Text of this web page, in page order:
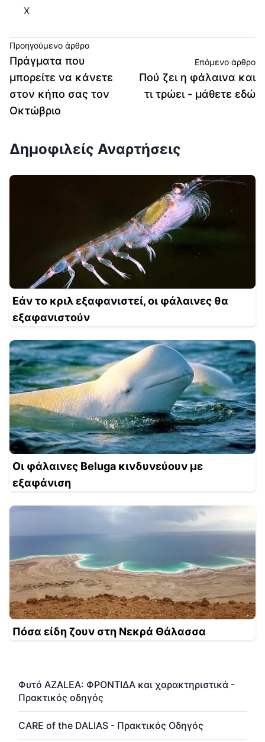
Χ
Προηγούμενο άρθρο
Πράγματα που
μπορείτε να κάνετε
στον κήπο σας τον
Οκτώβριο
Επόμενο άρθρο
Πού ζει η φάλαινα και
τι τρώει - μάθετε εδώ
Δημοφιλείς Αναρτήσεις
Εάν το κριλ εξαφανιστεί, οι φάλαινες θα
εξαφανιστούν
Οι φάλαινες Beluga κινδυνεύουν με
εξαφάνιση
Πόσα είδη ζουν στη Νεκρά Θάλασσα
Φυτό AZALEA: ΦΡΟΝΤΙΔΑ και χαρακτηριστικά -
Πρακτικός οδηγός
CARE of the DALIAS - Πρακτικός Οδηγός